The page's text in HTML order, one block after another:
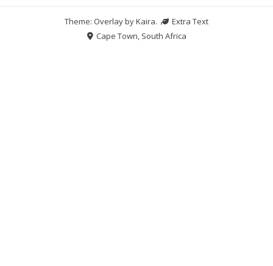
Theme: Overlay byKaira.
Extra Text
Cape Town, South Africa